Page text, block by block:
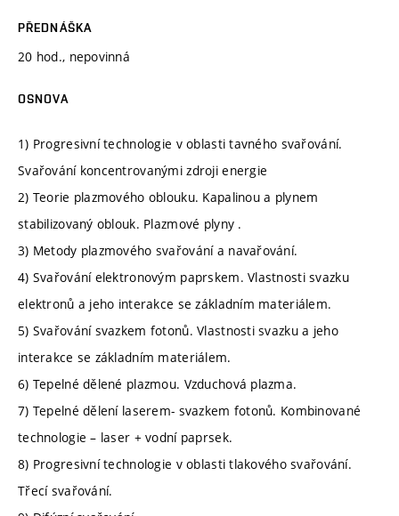
PŘEDNÁŠKA
20 hod., nepovinná
OSNOVA
1) Progresivní technologie v oblasti tavného svařování.
Svařování koncentrovanými zdroji energie
2) Teorie plazmového oblouku. Kapalinou a plynem
stabilizovaný oblouk. Plazmové plyny .
3) Metody plazmového svařování a navařování.
4) Svařování elektronovým paprskem. Vlastnosti svazku
elektronů a jeho interakce se základním materiálem.
5) Svařování svazkem fotonů. Vlastnosti svazku a jeho
interakce se základním materiálem.
6) Tepelné dělené plazmou. Vzduchová plazma.
7) Tepelné dělení laserem- svazkem fotonů. Kombinované
technologie – laser + vodní paprsek.
8) Progresivní technologie v oblasti tlakového svařování.
Třecí svařování.